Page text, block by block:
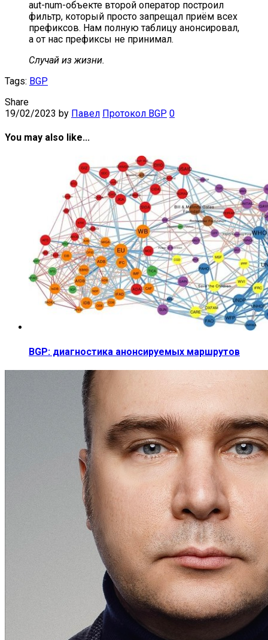
aut-num-объекте второй оператор построил
фильтр, который просто запрещал приём всех
префиксов. Нам полную таблицу анонсировал,
а от нас префиксы не принимал.
Случай из жизни.
Tags: BGP
Share
19/02/2023 by Павел Протокол BGP 0
You may also like...
BGP: диагностика анонсируемых маршрутов